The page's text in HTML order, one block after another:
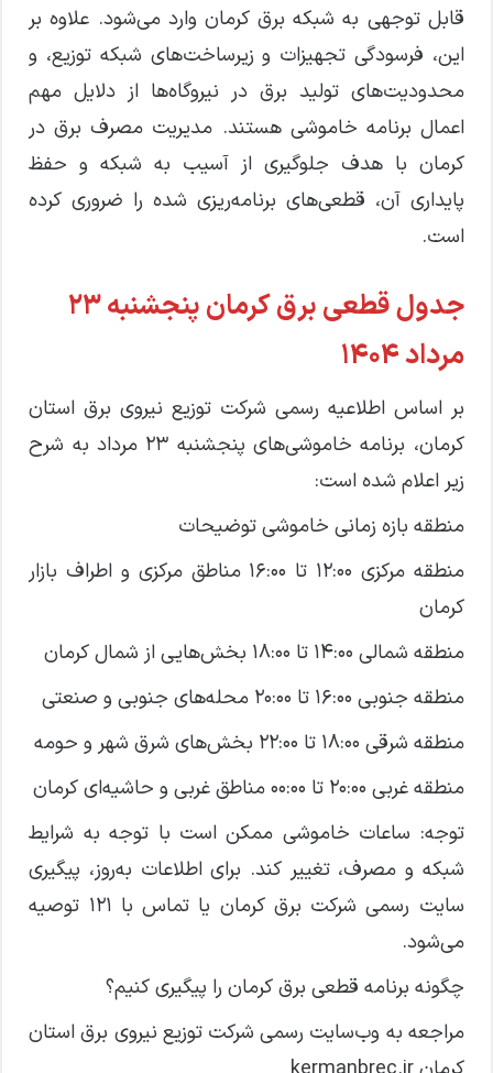
قابل توجهی به شبکه برق کرمان وارد می‌شود. علاوه بر
این، فرسودگی تجهیزات و زیرساخت‌های شبکه توزیع، و
محدودیت‌های تولید برق در نیروگاه‌ها از دلایل مهم
اعمال برنامه خاموشی هستند. مدیریت مصرف برق در
کرمان با هدف جلوگیری از آسیب به شبکه و حفظ
پایداری آن، قطعی‌های برنامه‌ریزی شده را ضروری کرده
است.
جدول قطعی برق کرمان پنجشنبه ۲۳
مرداد ۱۴۰۴
بر اساس اطلاعیه رسمی شرکت توزیع نیروی برق استان
کرمان، برنامه خاموشی‌های پنجشنبه ۲۳ مرداد به شرح
زیر اعلام شده است:
منطقه بازه زمانی خاموشی توضیحات
منطقه مرکزی ۱۲:۰۰ تا ۱۶:۰۰ مناطق مرکزی و اطراف بازار
کرمان
منطقه شمالی ۱۴:۰۰ تا ۱۸:۰۰ بخش‌هایی از شمال کرمان
منطقه جنوبی ۱۶:۰۰ تا ۲۰:۰۰ محله‌های جنوبی و صنعتی
منطقه شرقی ۱۸:۰۰ تا ۲۲:۰۰ بخش‌های شرق شهر و حومه
منطقه غربی ۲۰:۰۰ تا ۰۰:۰۰ مناطق غربی و حاشیه‌ای کرمان
توجه: ساعات خاموشی ممکن است با توجه به شرایط
شبکه و مصرف، تغییر کند. برای اطلاعات به‌روز، پیگیری
سایت رسمی شرکت برق کرمان یا تماس با ۱۲۱ توصیه
می‌شود.
چگونه برنامه قطعی برق کرمان را پیگیری کنیم؟
مراجعه به وب‌سایت رسمی شرکت توزیع نیروی برق استان